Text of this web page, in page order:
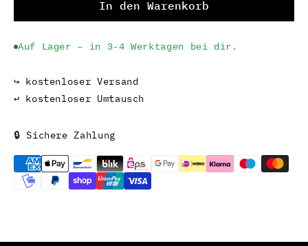
In den Warenkorb
Auf Lager – in 3-4 Werktagen bei dir.
↪ kostenloser Versand
↩ kostenloser Umtausch
🔒 Sichere Zahlung